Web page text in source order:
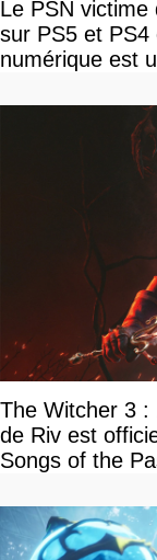
Le PSN victime
sur PS5 et PS4
numérique est
The Witcher 3 :
de Riv est
Songs of the